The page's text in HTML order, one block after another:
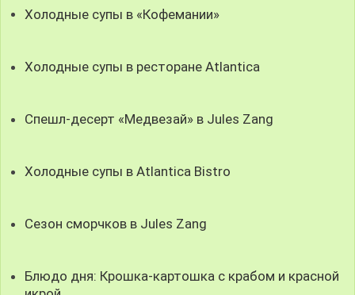
Холодные супы в «Кофемании»
Холодные супы в ресторане Atlantica
Спешл-десерт «Медвезай» в Jules Zang
Холодные супы в Atlantica Bistro
Сезон сморчков в Jules Zang
Блюдо дня: Крошка-картошка с крабом и красной